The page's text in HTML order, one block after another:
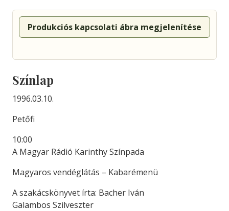
Produkciós kapcsolati ábra megjelenítése
Színlap
1996.03.10.
Petőfi
10:00
A Magyar Rádió Karinthy Színpada
Magyaros vendéglátás – Kabarémenü
A szakácskönyvet írta: Bacher Iván
Galambos Szilveszter